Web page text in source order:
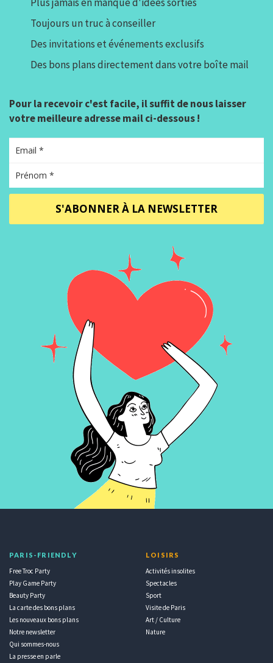
Toujours un truc à conseiller
Des invitations et événements exclusifs
Des bons plans directement dans votre boîte mail
Pour la recevoir c'est facile, il suffit de nous laisser
votre meilleure adresse mail ci-dessous !
S'ABONNER À LA NEWSLETTER
PARIS-FRIENDLY
Free Troc Party
Play Game Party
Beauty Party
La carte des bons plans
Les nouveaux bons plans
Notre newsletter
Qui sommes-nous
La presse en parle
LOISIRS
Activités insolites
Spectacles
Sport
Visite de Paris
Art / Culture
Nature